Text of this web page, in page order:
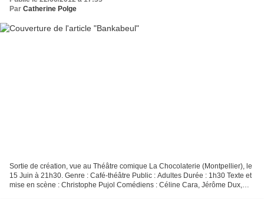
Par Catherine Polge
Sortie de création, vue au Théâtre comique La Chocolaterie (Montpellier), le
15 Juin à 21h30. Genre : Café-théâtre Public : Adultes Durée : 1h30 Texte et
mise en scène : Christophe Pujol Comédiens : Céline Cara, Jérôme Dux,